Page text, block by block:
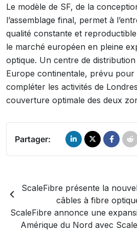
Le modèle de SF, de la
l’assemblage final, permet à
qualité constante et
le marché européen en pleine
optique. Un centre de
Europe continentale, prévu pour
compléter les activités de
couverture optimale des deux
Partager:
ScaleFibre présente la
câbles à fibre
ScaleFibre annonce une
Amérique du Nord avec